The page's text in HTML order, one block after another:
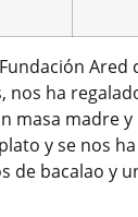
Fundación Ared
nos ha
masa madre
y se nos
de bacalao y